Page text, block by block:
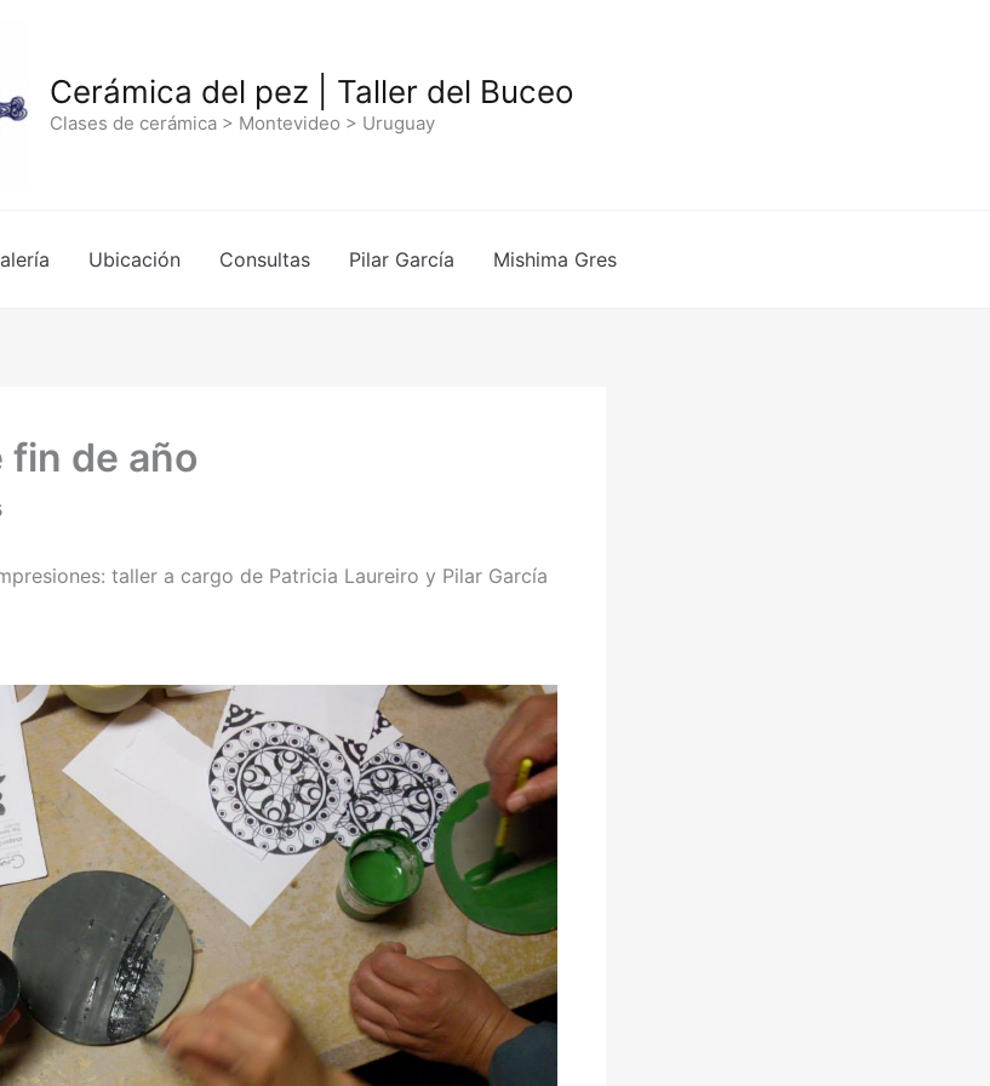
Cerámica del pez | Taller del Buceo
Clases de cerámica > Montevideo > Uruguay
Ubicación Consultas Pilar García Mishima Gres
fin de año
taller a cargo de Patricia Laureiro y Pilar García